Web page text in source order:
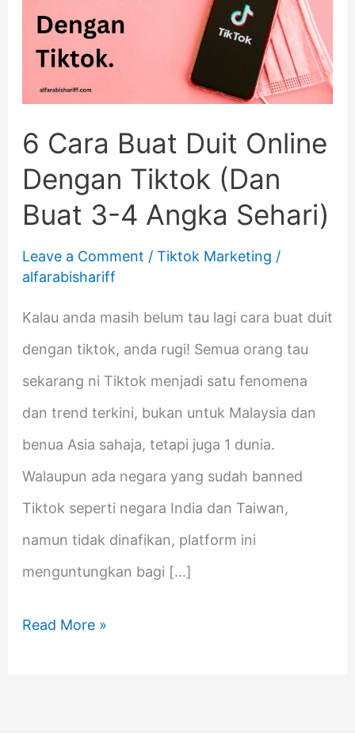
6 Cara Buat Duit Online
Dengan Tiktok (Dan
Buat 3-4 Angka Sehari)
Leave a Comment / Tiktok Marketing /
alfarabishariff
Kalau anda masih belum tau lagi cara buat duit
dengan tiktok, anda rugi! Semua orang tau
sekarang ni Tiktok menjadi satu fenomena
dan trend terkini, bukan untuk Malaysia dan
benua Asia sahaja, tetapi juga 1 dunia.
Walaupun ada negara yang sudah banned
Tiktok seperti negara India dan Taiwan,
namun tidak dinafikan, platform ini
menguntungkan bagi […]
Duit
Online
Dengan
Tiktok
(Dan
3-
4
Sehari)
Read More »